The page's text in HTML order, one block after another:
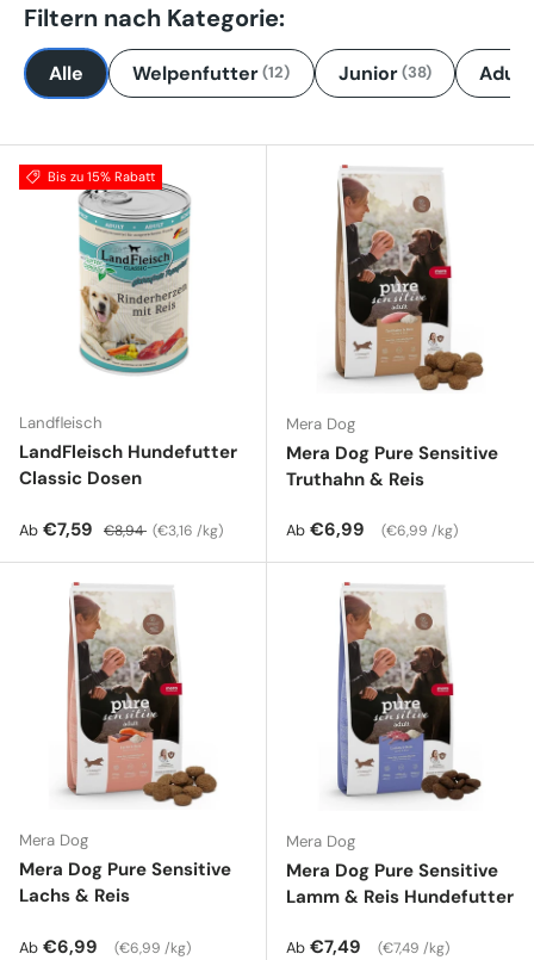
Filtern nach Kategorie:
Alle Welpenfutter(12) Junior(38) Adult
Bis zu 15% Rabatt
Landfleisch
LandFleisch Hundefutter
Classic Dosen
Verkaufspreis
Ab €7,59 Normaler Preis
€8,94 Grundpreis
€3,16 /kg
Mera Dog
Mera Dog Pure Sensitive
Truthahn & Reis
Normaler Preis
Ab €6,99 Grundpreis
€6,99 /kg
Mera Dog
Mera Dog Pure Sensitive
Lachs & Reis
Normaler Preis
Ab €6,99 Grundpreis
€6,99 /kg
Mera Dog
Mera Dog Pure Sensitive
Lamm & Reis Hundefutter
Normaler Preis
Ab €7,49 Grundpreis
€7,49 /kg